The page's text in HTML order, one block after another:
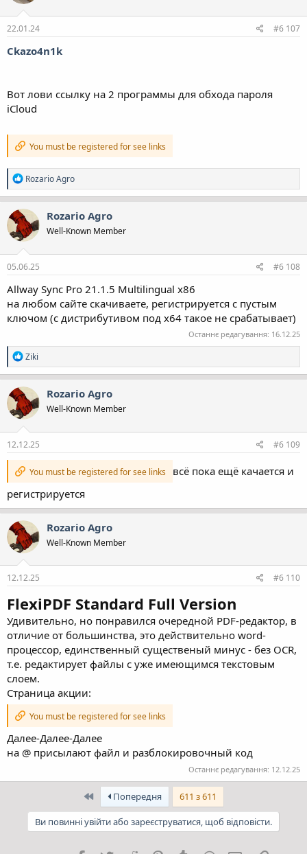
22.01.24 #6 107
Ckazo4n1k
Вот лови ссылку на 2 программы для обхода пароля
iCloud
You must be registered for see links
Р
е
а
к
ц
і
ї
:
Rozario Agro
Rozario Agro
Well-Known Member
05.06.25 #6 108
Allway Sync Pro 21.1.5 Multilingual x86
на любом сайте скачиваете, регистрируется с пустым
ключом (с дистрибутивом под x64 такое не срабатывает)
Останнє редагування: 16.12.25
Р
е
а
к
ц
і
ї
:
Ziki
Rozario Agro
Well-Known Member
12.12.25 #6 109
You must be registered for see links
всё пока ещё качается и
регистрируется
Rozario Agro
Well-Known Member
12.12.25 #6 110
FlexiPDF Standard Full Version
Удивительно, но понравился очередной PDF-редактор, в
отличие от большинства, это действительно word-
процессор, единственный существеный минус - без OCR,
т.е. редактирует файлы с уже имеющимся текстовым
слоем.
Страница акции:
You must be registered for see links
Далее-Далее-Далее
на @ присылают файл и разблокировочный код
Останнє редагування: 12.12.25
ПершийПопередня 611 з 611
Ви повинні увійти або зареєструватися, щоб відповісти.